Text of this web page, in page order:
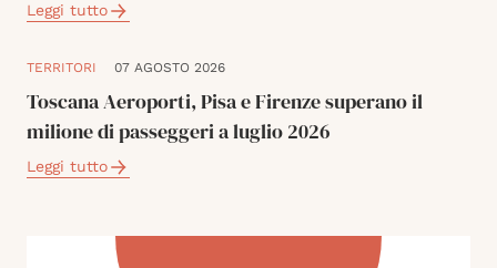
Leggi tutto
TERRITORI 07 AGOSTO 2026
Toscana Aeroporti, Pisa e Firenze superano il
milione di passeggeri a luglio 2026
Leggi tutto